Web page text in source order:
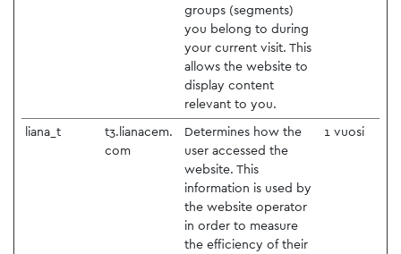
groups (segments)
you belong to during
your current visit. This
allows the website to
display content
relevant to you.
liana_t
t3.lianacem.
com
Determines how the
user accessed the
website. This
information is used by
the website operator
in order to measure
the efficiency of their
1 vuosi